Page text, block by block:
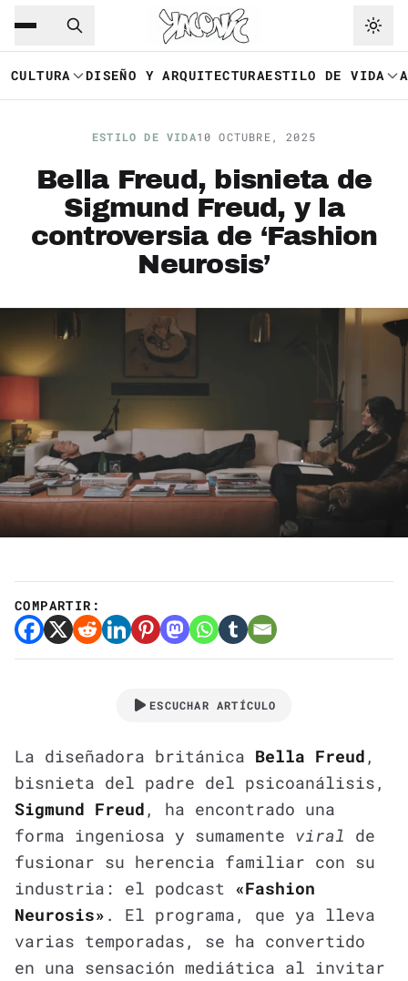
Saltar al contenido principal
CULTURA DISEÑO Y ARQUITECTURAESTILO DE VIDA
ESTILO DE VIDA10 OCTUBRE, 2025
Bella Freud, bisnieta de
Sigmund Freud, y la
controversia de ‘Fashion
Neurosis’
COMPARTIR:
ESCUCHAR ARTÍCULO
La diseñadora británica Bella Freud ,
bisnieta del padre del psicoanálisis,
Sigmund Freud , ha encontrado una
forma ingeniosa y sumamente viral de
fusionar su herencia familiar con su
industria: el podcast «Fashion
Neurosis» . El programa, que ya lleva
varias temporadas, se ha convertido
en una sensación mediática al invitar